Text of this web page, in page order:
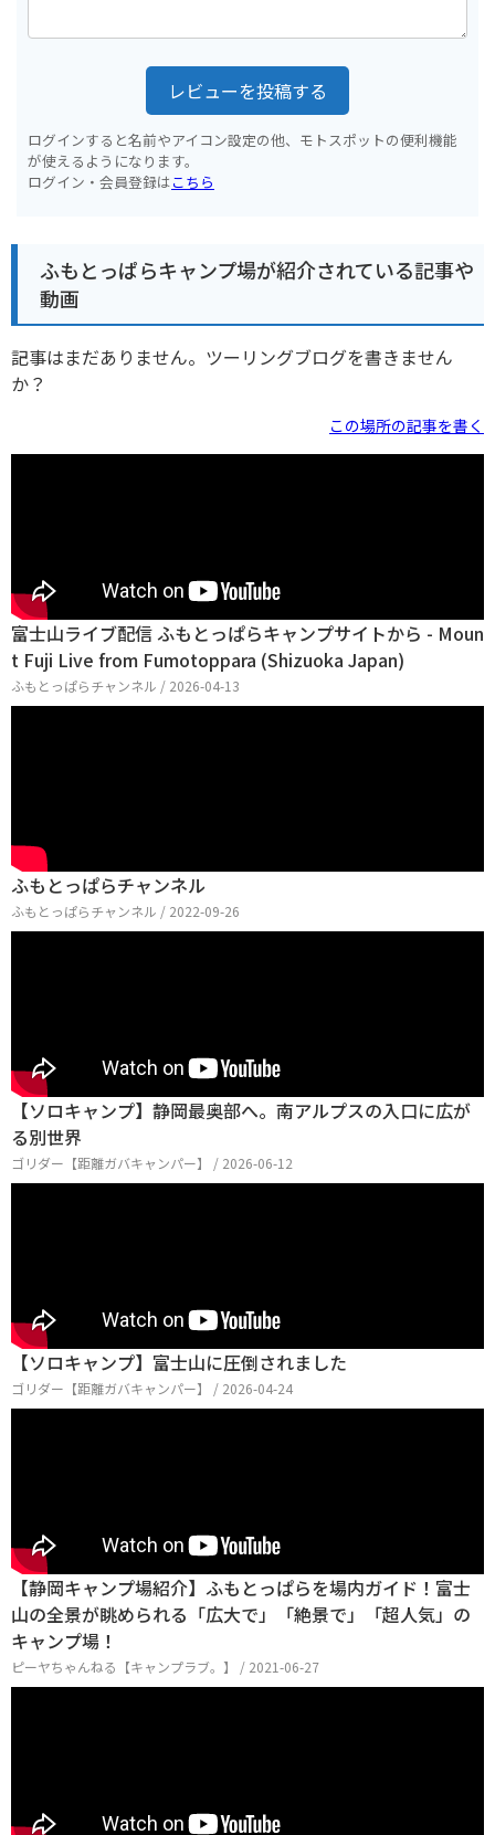
レビューを投稿する
ログインすると名前やアイコン設定の他、モトスポットの便利機能
が使えるようになります。
ログイン・会員登録はこちら
ふもとっぱらキャンプ場が紹介されている記事や
動画
記事はまだありません。ツーリングブログを書きません
か？
この場所の記事を書く
富士山ライブ配信 ふもとっぱらキャンプサイトから - Moun
t Fuji Live from Fumotoppara (Shizuoka Japan)
ふもとっぱらチャンネル / 2026-04-13
ふもとっぱらチャンネル
ふもとっぱらチャンネル / 2022-09-26
【ソロキャンプ】静岡最奥部へ。南アルプスの入口に広が
る別世界
ゴリダー【距離ガバキャンパー】 / 2026-06-12
【ソロキャンプ】富士山に圧倒されました
ゴリダー【距離ガバキャンパー】 / 2026-04-24
【静岡キャンプ場紹介】ふもとっぱらを場内ガイド！富士
山の全景が眺められる「広大で」「絶景で」「超人気」の
キャンプ場！
ピーヤちゃんねる【キャンプラブ。】 / 2021-06-27